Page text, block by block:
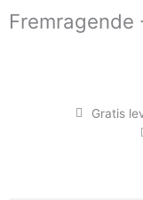
Gratis